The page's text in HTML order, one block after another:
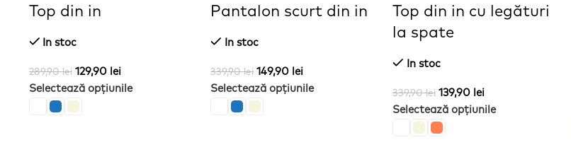
Top din in
In stoc
289,90lei 129,90 lei
Selectează opțiunile
Pantalon scurt din in
In stoc
339,90lei 149,90 lei
Selectează opțiunile
Top din in cu legături
la spate
In stoc
339,90lei 139,90 lei
Selectează opțiunile